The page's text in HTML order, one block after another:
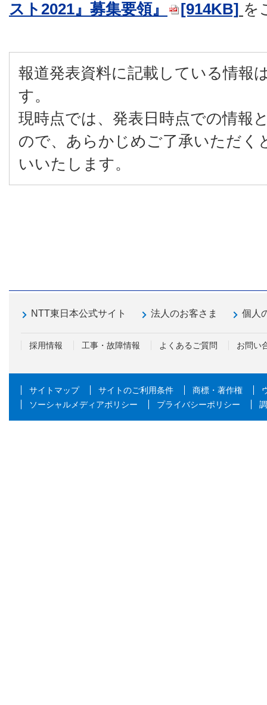
スト2021』募集要領』
[914KB] を
報道発表資料に記載している情報
す。
現時点では、発表日時点での情報
ので、あらかじめご了承いただく
いいたします。
NTT東日本公式サイト 法人のお客さま 個人
採用情報 工事・故障情報 よくあるご質問 お問い
サイトマップ サイトのご利用条件 商標・著作権
ソーシャルメディアポリシー
プライバシーポリシー